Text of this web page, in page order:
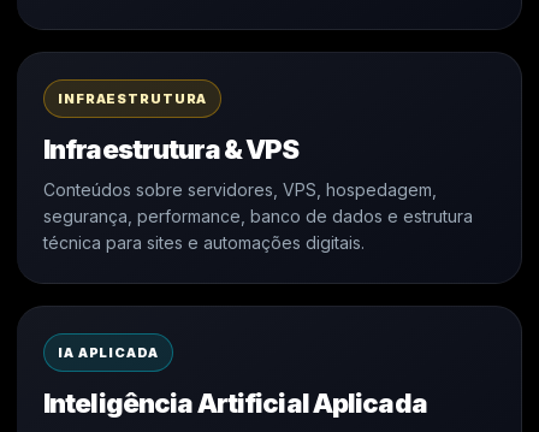
INFRAESTRUTURA
Infraestrutura & VPS
Conteúdos sobre servidores, VPS, hospedagem,
segurança, performance, banco de dados e estrutura
técnica para sites e automações digitais.
IA APLICADA
Inteligência Artificial Aplicada